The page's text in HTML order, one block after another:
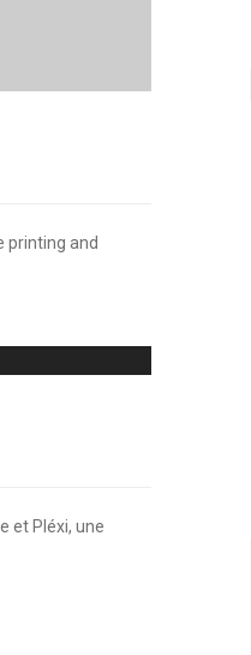
printing and
et Pléxi, une